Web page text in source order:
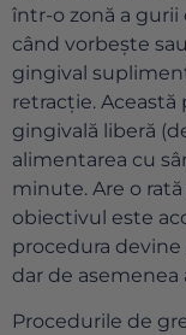
într-o zonă a gurii
când vorbește
gingival
retracție.
gingivală liberă
alimentarea cu
minute. Are o
obiectivul este
procedura
dar de asemenea
Procedurile de